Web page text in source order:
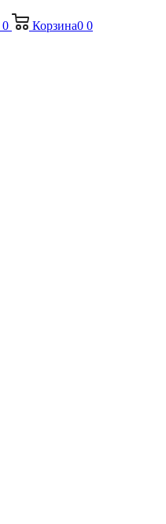
0 Корзина0 0